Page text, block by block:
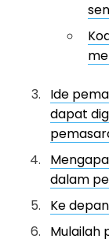
Ide
dapat
dalam
Ke
Mulailah